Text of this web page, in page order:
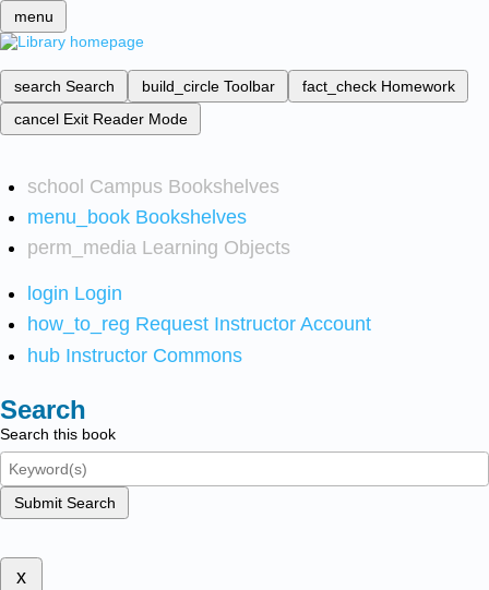
menu
search Search build_circle Toolbar fact_check Homework
cancel Exit Reader Mode
school Campus Bookshelves
menu_book Bookshelves
perm_media Learning Objects
login Login
how_to_reg Request Instructor Account
hub Instructor Commons
Search
Search this book
Submit Search
x